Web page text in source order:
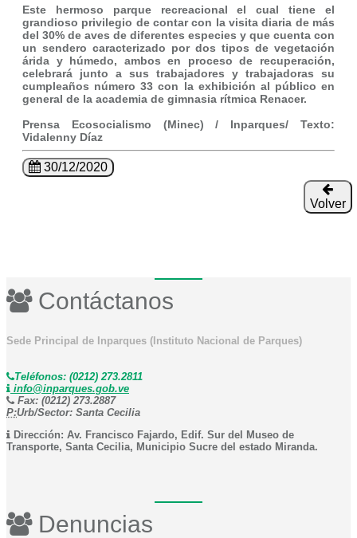
Este hermoso parque recreacional el cual tiene el
grandioso privilegio de contar con la visita diaria de más
del 30% de aves de diferentes especies y que cuenta con
un sendero caracterizado por dos tipos de vegetación
árida y húmedo, ambos en proceso de recuperación,
celebrará junto a sus trabajadores y trabajadoras su
cumpleaños número 33 con la exhibición al público en
general de la academia de gimnasia rítmica Renacer.
Prensa Ecosocialismo (Minec) / Inparques/ Texto:
Vidalenny Díaz
30/12/2020
Volver
Contáctanos
Sede Principal de Inparques (Instituto Nacional de Parques)
Teléfonos: (0212) 273.2811
info@inparques.gob.ve
Fax: (0212) 273.2887
P:Urb/Sector: Santa Cecilia
Dirección: Av. Francisco Fajardo, Edif. Sur del Museo de
Transporte, Santa Cecilia, Municipio Sucre del estado Miranda.
Denuncias